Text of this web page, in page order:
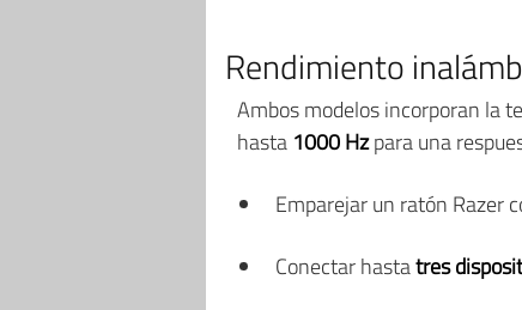
Rendimiento
Ambos modelos incorporan la
hasta 1000 Hzpara una
Emparejar un ratón Razer
Conectar hastatres